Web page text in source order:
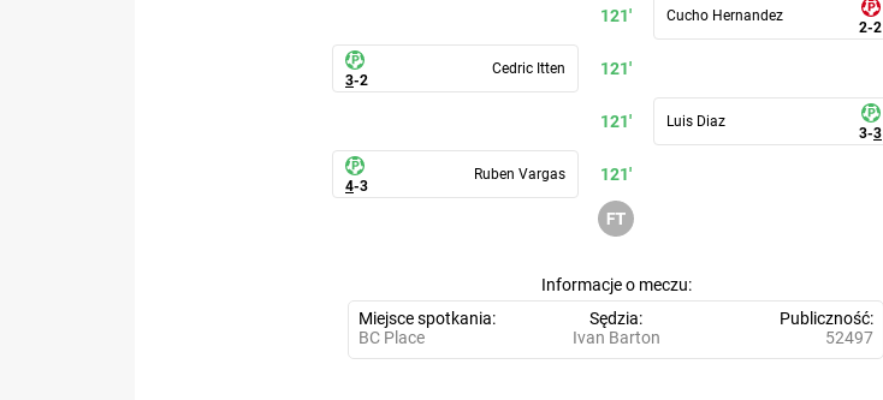
121'
2-2
Cucho Hernandez
121'
3-2
Cedric Itten
121'
3-3
Luis Diaz
121'
4-3
Ruben Vargas
Informacje o meczu
Miejsce spotkania
BC Place
Sędzia
Ivan Barton
Publiczność
52497